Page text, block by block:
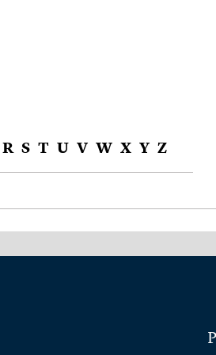
R S T U V W X Y Z